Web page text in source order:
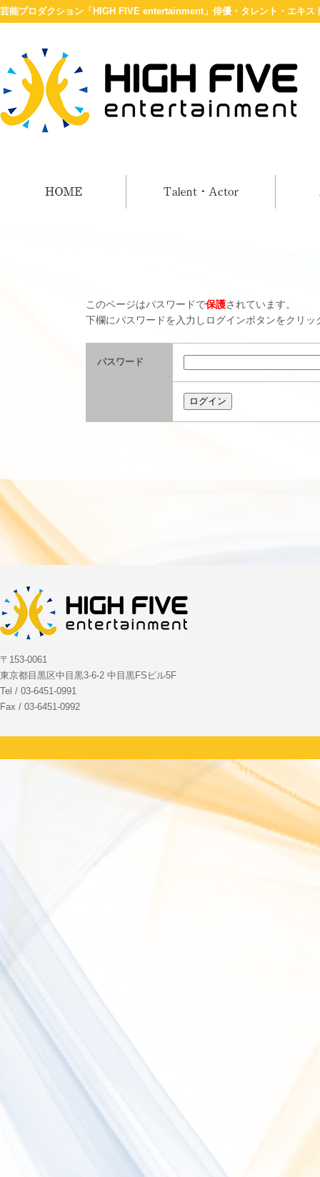
芸能プロダクション「HIGH FIVE entertainment」俳優・タレント・エキス
このページはパスワードで保護されています。
下欄にパスワードを入力しログインボタンをクリッ
パスワード
〒153-0061
東京都目黒区中目黒3-6-2 中目黒FSビル5F
Tel / 03-6451-0991
Fax / 03-6451-0992